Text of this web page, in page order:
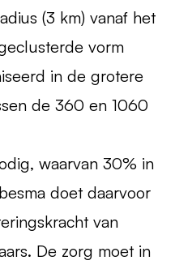
(3 km) vanaf het
vorm
in de grotere
de 360 en 1060
waarvan 30% in
doet daarvoor
van
De zorg moet in